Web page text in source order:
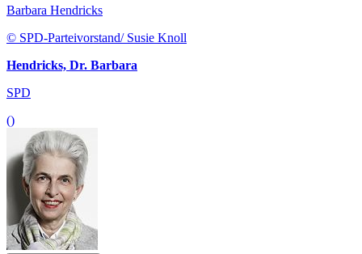
Barbara Hendricks
© SPD-Parteivorstand/ Susie Knoll
Hendricks, Dr. Barbara
SPD
()